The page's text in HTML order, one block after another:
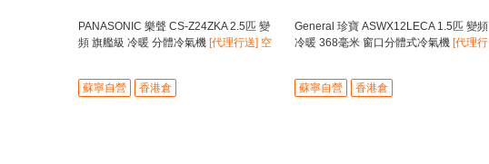
PANASONIC 樂聲 CS-Z24ZKA 2.5匹 變
頻 旗艦級 冷暖 分體冷氣機 [代理行送] 空
蘇寧自營 香港倉
General 珍寶 ASWX12LECA 1.5匹 變頻
冷暖 368毫米 窗口分體式冷氣機 [代理行
蘇寧自營 香港倉